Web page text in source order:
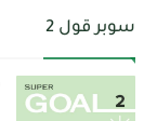
سوبر قول 2